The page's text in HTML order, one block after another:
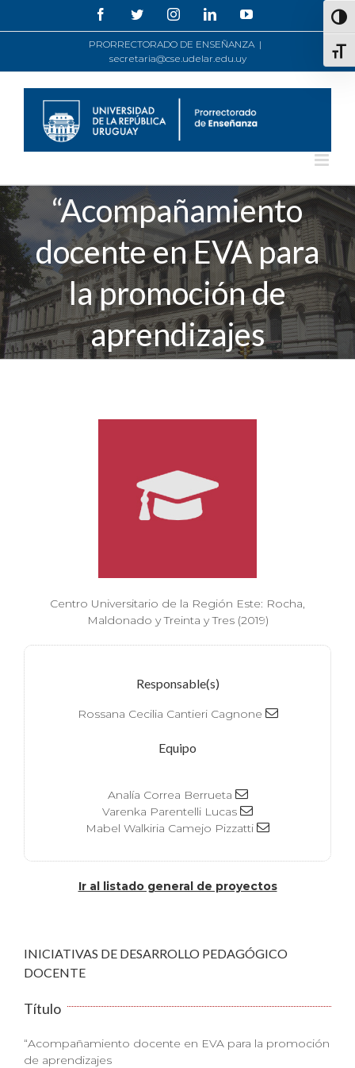
FacebookTwitterInstagramLinkedInYouTube
PRORRECTORADO DE ENSEÑANZA |
secretaria@cse.udelar.edu.uy
“Acompañamiento
docente en EVA para
la promoción de
aprendizajes
Centro Universitario de la Región Este: Rocha,
Maldonado y Treinta y Tres (2019)
Responsable(s)
Rossana Cecilia Cantieri Cagnone
Equipo
Analía Correa Berrueta
Varenka Parentelli Lucas
Mabel Walkiria Camejo Pizzatti
Ir al listado general de proyectos
INICIATIVAS DE DESARROLLO PEDAGÓGICO
DOCENTE
Título
“Acompañamiento docente en EVA para la promoción
de aprendizajes